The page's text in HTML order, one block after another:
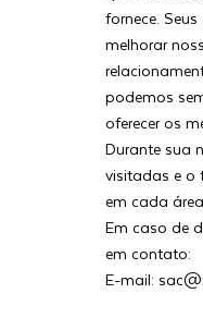
fornece.
melhorar
podemos
oferecer os
Durante sua
visitadas e
em cada
Em caso de
em contato:
E-mail: